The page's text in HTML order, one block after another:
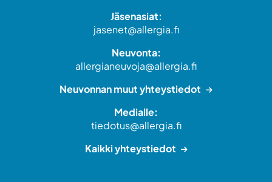
Jäsenasiat:
jasenet@allergia.fi
Neuvonta:
allergianeuvoja@allergia.fi
Neuvonnan muut yhteystiedot
Medialle:
tiedotus@allergia.fi
Kaikki yhteystiedot